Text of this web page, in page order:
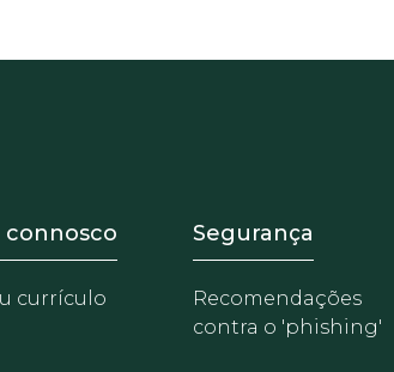
- Trabaja con
connosco
currículo
Footer -
Segurança
Recomendações
contra o 'phishing'